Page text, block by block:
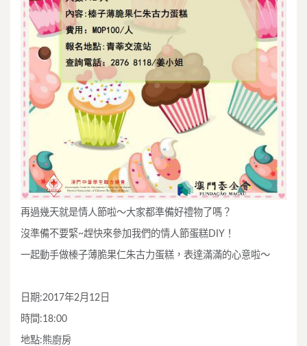
再過幾天就是情人節啦～大家都準備好禮物了嗎？
沒準備不要緊~趕快來參加我們的情人節蛋糕DIY！
一起動手做榛子薄脆果仁朱古力蛋糕，表達滿滿的心意啦～
日期:2017年2月12日
時間:18:00
地點:熊廚房